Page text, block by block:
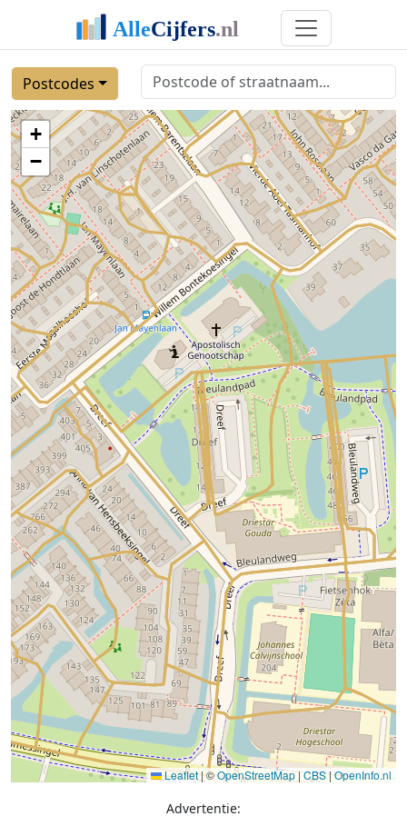
Postcodes
+
−
Leaflet | ©OpenStreetMap |CBS|OpenInfo.nl
Advertentie: